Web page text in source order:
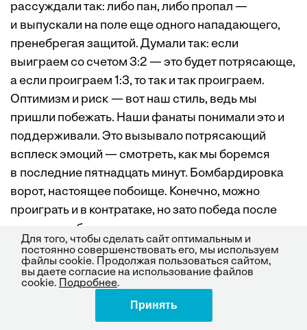
рассуждали так: либо пан, либо пропал —
и выпускали на поле еще одного нападающего,
пренебрегая защитой. Думали так: если
выиграем со счетом 3:2 — это будет потрясающе,
а если проиграем 1:3, то так и так проиграем.
Оптимизм и риск — вот наш стиль, ведь мы
пришли побежать. Наши фанаты понимали это и
поддерживали. Это вызывало потрясающий
всплеск эмоций — смотреть, как мы боремся
в последние пятнадцать минут. Бомбардировка
ворот, настоящее побоище. Конечно, можно
проиграть и в контратаке, но зато победа после
того, как ты был на волосок от поражения, дает
фантастическое ощущение. Я думаю, все мои
команды отличались стойкостью — они никогда
не сдавались. И мне не нужно было их этому учить
— они и так обладали этой потрясающей чертой, и
то, что иногда удавалось сделать на последнем
Для того, чтобы сделать сайт оптимальным и
постоянно совершенствовать его, мы используем
файлы cookie. Продолжая пользоваться сайтом,
вы даете согласие на использование файлов
cookie.
Подробнее.
Принять